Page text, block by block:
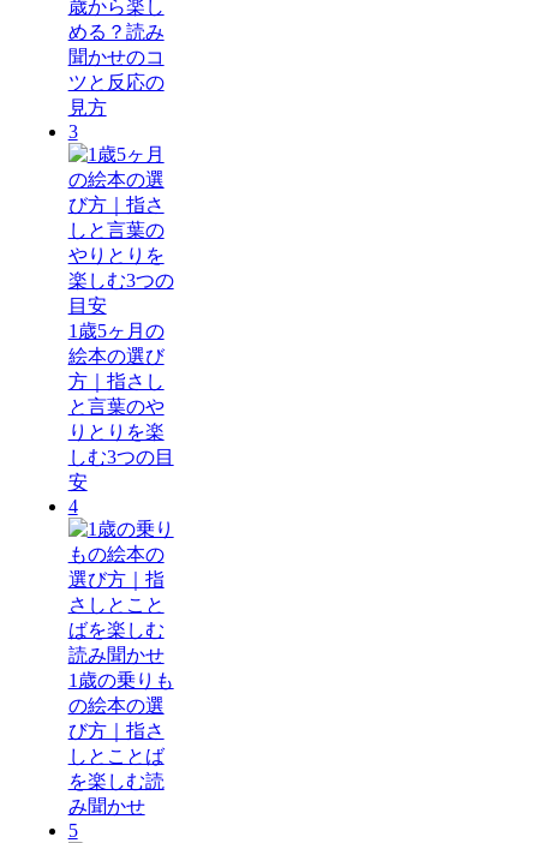
歳から楽し
める？読み
聞かせのコ
ツと反応の
見方
3
1歳5ヶ月の
絵本の選び
方｜指さし
と言葉のや
りとりを楽
しむ3つの目
安
4
1歳の乗りも
の絵本の選
び方｜指さ
しとことば
を楽しむ読
み聞かせ
5